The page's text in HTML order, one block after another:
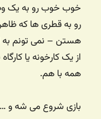
خوب خوب رو به یک
رو به قطری ها که
هستن – نمی تونم به
از یک کارخونه یا
همه با هم.
بازی شروع می شه و …